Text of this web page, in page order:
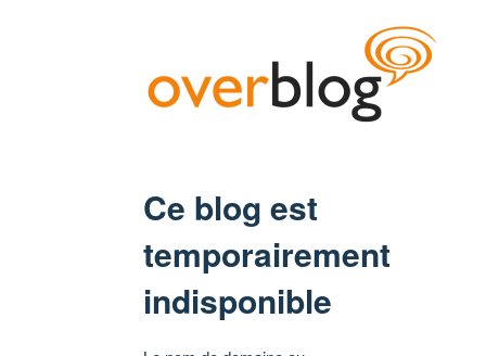
Ce blog est
temporairement
indisponible